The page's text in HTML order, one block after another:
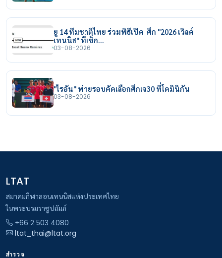
ยู 14 ทีมชาติไทย ร่วมพิธีเปิด ศึก "2026 เวิลด์
เทนนิส" ที่เช็ก…
03-08-2026
"ไรอัน" พ่ายรอบคัดเลือกศึกเจ30 ที่โดมินิกัน
03-08-2026
LTAT
สมาคมกีฬาลอนเทนนิสแห่งประเทศไทย
ในพระบรมราชูปถัมภ์
+66 2 503 4080
ltat_thai@ltat.org
สำรวจ